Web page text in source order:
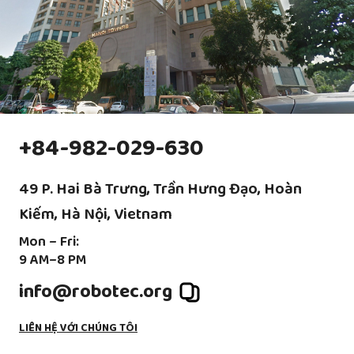
Robot xếp pallet FANUC R-2000iC/125L
+84-982-029-630
49 P. Hai Bà Trưng, Trần Hưng Đạo, Hoàn
Kiếm, Hà Nội, Vietnam
Mon – Fri:
9 AM–8 PM
info@robotec.org
LIÊN HỆ VỚI CHÚNG TÔI